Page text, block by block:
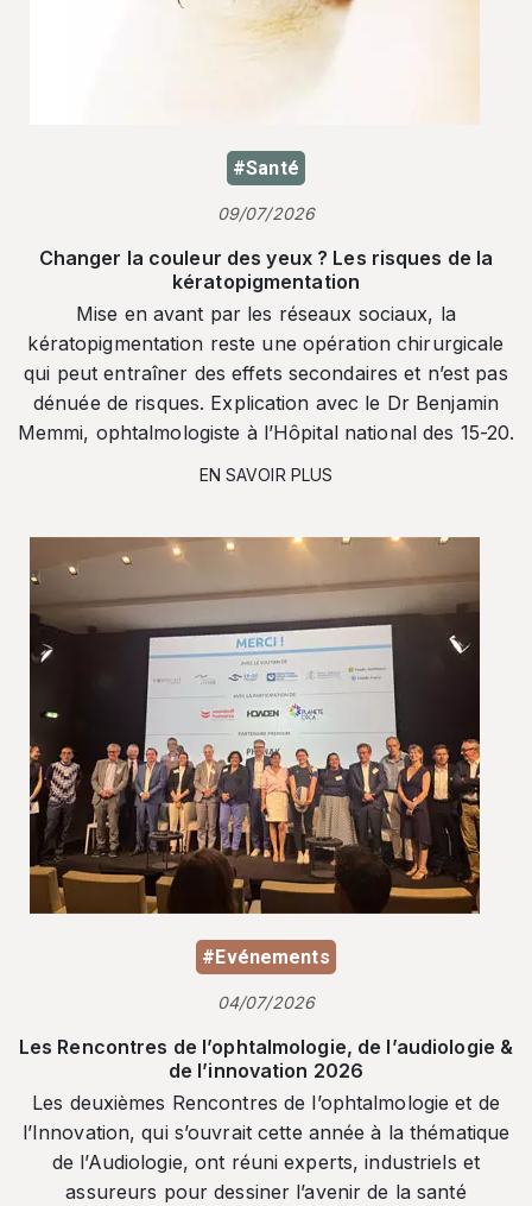
#Santé
09/07/2026
Changer la couleur des yeux ? Les risques de la
kératopigmentation
Mise en avant par les réseaux sociaux, la
kératopigmentation reste une opération chirurgicale
qui peut entraîner des effets secondaires et n’est pas
dénuée de risques. Explication avec le Dr Benjamin
Memmi, ophtalmologiste à l’Hôpital national des 15-20.
EN SAVOIR PLUS
#Evénements
04/07/2026
Les Rencontres de l’ophtalmologie, de l’audiologie &
de l’innovation 2026
Les deuxièmes Rencontres de l’ophtalmologie et de
l’Innovation, qui s’ouvrait cette année à la thématique
de l’Audiologie, ont réuni experts, industriels et
assureurs pour dessiner l’avenir de la santé